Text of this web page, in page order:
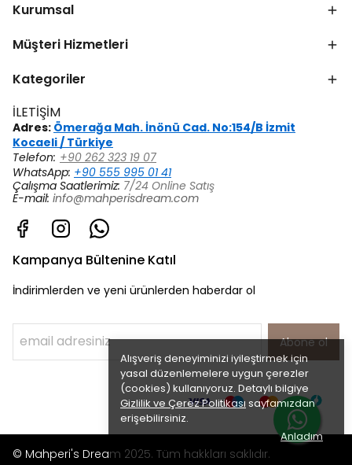
Alışveriş deneyiminizi iyileştirmek için
yasal düzenlemelere uygun çerezler
(cookies) kullanıyoruz. Detaylı bilgiye
Gizlilik ve Çerez Politikası sayfamızdan
erişebilirsiniz.
Anladım
Kurumsal
Müşteri Hizmetleri
Kategoriler
İLETİŞİM
Adres: Ömerağa Mah. İnönü Cad. No:154/B İzmit
Kocaeli / Türkiye
Telefon: +90 262 323 19 07
WhatsApp: +90 555 995 01 41
Çalışma Saatlerimiz: 7/24 Online Satış
E-mail: info@mahperisdream.com
Kampanya Bültenine Katıl
İndirimlerden ve yeni ürünlerden haberdar ol
Abone ol
© Mahperi's Dream 2025. Tüm hakkları saklıdır.